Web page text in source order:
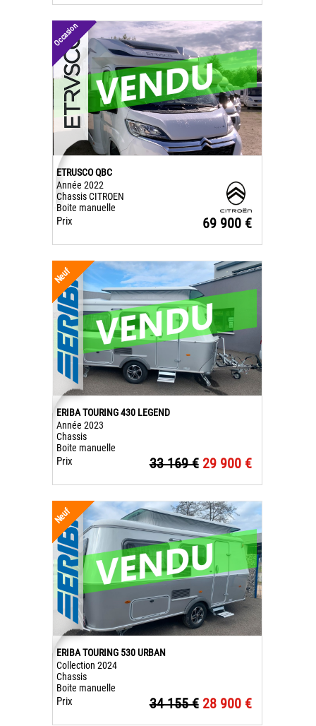
Occasion
ETRUSCO QBC
Année 2022
Chassis CITROEN
Boite manuelle
Prix 69 900 €
Neuf
ERIBA TOURING 430 LEGEND
Année 2023
Chassis
Boite manuelle
Prix 33 169 € 29 900 €
Neuf
ERIBA TOURING 530 URBAN
Collection 2024
Chassis
Boite manuelle
Prix 34 155 € 28 900 €